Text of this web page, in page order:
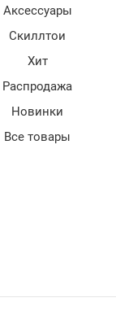
Аксессуары
Скиллтои
Хит
Распродажа
Новинки
Все товары